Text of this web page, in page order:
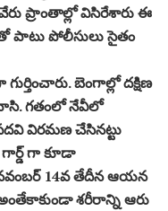
ప్రాంతాల్లో విసిరేశారు ఈ
పాటు పోలీసులు సైతం
గుర్తించారు. బెంగాల్లో దక్షిణ
గతంలో నేవీలో
విరమణ చేసినట్టు
గా కూడా
14వ తేదీన ఆయన
శరీరాన్ని ఆరు